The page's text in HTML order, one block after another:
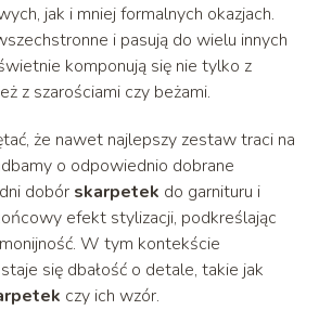
jak i mniej formalnych okazjach.
i pasują do wielu innych
komponują się nie tylko z
z szarościami czy beżami.
że nawet najlepszy zestaw traci na
o odpowiednio dobrane
dobór skarpetek do garnituru i
efekt stylizacji, podkreślając
W tym kontekście
się dbałość o detale, takie jak
czy ich wzór.